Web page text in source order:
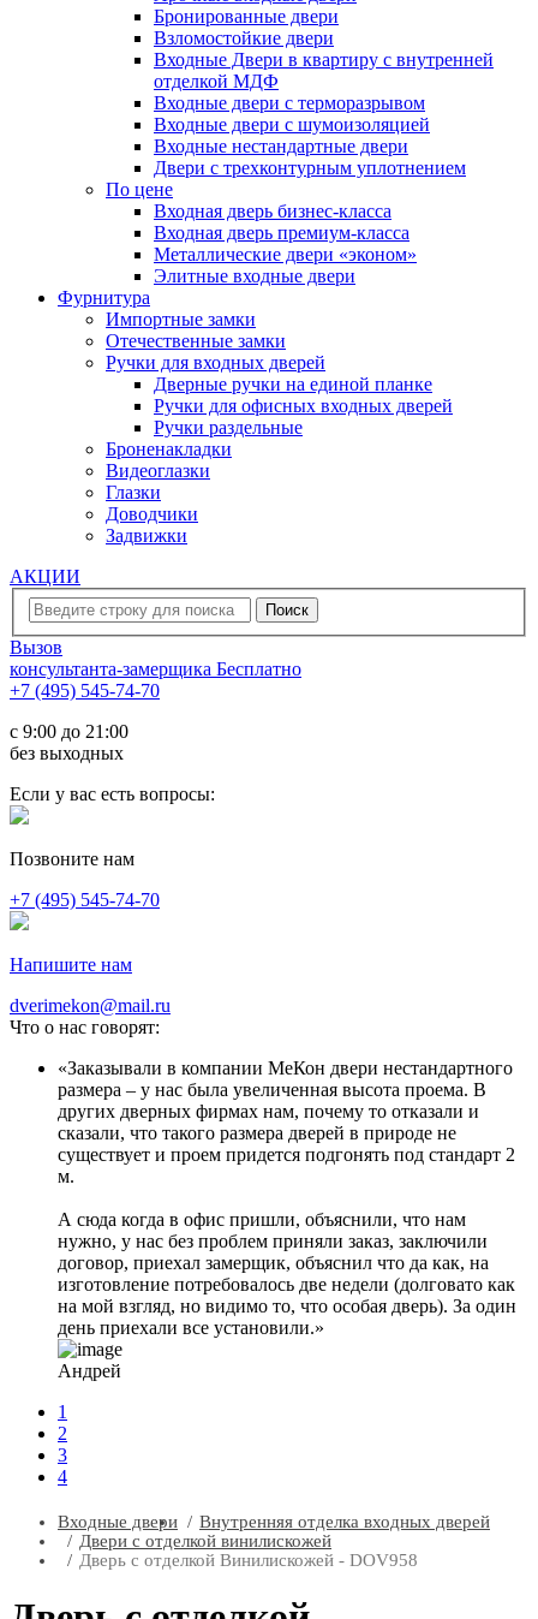
Бронированные двери
Взломостойкие двери
Входные Двери в квартиру с внутренней
отделкой МДФ
Входные двери с терморазрывом
Входные двери с шумоизоляцией
Входные нестандартные двери
Двери с трехконтурным уплотнением
По цене
Входная дверь бизнес-класса
Входная дверь премиум-класса
Металлические двери «эконом»
Элитные входные двери
Фурнитура
Импортные замки
Отечественные замки
Ручки для входных дверей
Дверные ручки на единой планке
Ручки для офисных входных дверей
Ручки раздельные
Броненакладки
Видеоглазки
Глазки
Доводчики
Задвижки
АКЦИИ
Вызов
консультанта-замерщика Бесплатно
+7 (495) 545-74-70
c 9:00 до 21:00
без выходных
Если у вас есть вопросы:
Позвоните нам
+7 (495) 545-74-70
Напишите нам
dverimekon@mail.ru
Что о нас говорят:
Заказывали в компании МеКон двери нестандартного
размера – у нас была увеличенная высота проема. В
других дверных фирмах нам, почему то отказали и
сказали, что такого размера дверей в природе не
существует и проем придется подгонять под стандарт 2
м.
А сюда когда в офис пришли, объяснили, что нам
нужно, у нас без проблем приняли заказ, заключили
договор, приехал замерщик, объяснил что да как, на
изготовление потребовалось две недели (долговато как
на мой взгляд, но видимо то, что особая дверь). За один
день приехали все установили.
Андрей
1
2
3
4
Входные двери
Внутренняя отделка входных дверей
Двери с отделкой винилискожей
Дверь с отделкой Винилискожей - DOV958